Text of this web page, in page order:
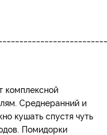
комплексной
Среднеранний и
кушать спустя чуть
Помидорки